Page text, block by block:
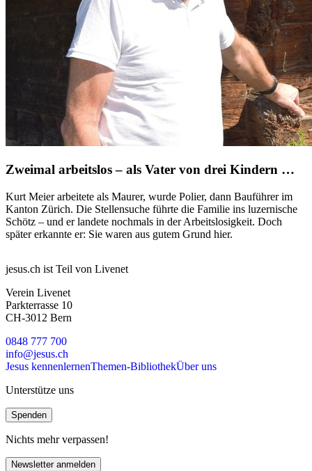
Zweimal arbeitslos – als Vater von drei Kindern …
Kurt Meier arbeitete als Maurer, wurde Polier, dann Bauführer im
Kanton Zürich. Die Stellensuche führte die Familie ins luzernische
Schötz – und er landete nochmals in der Arbeitslosigkeit. Doch
später erkannte er: Sie waren aus gutem Grund hier.
jesus.ch ist Teil von Livenet
Verein Livenet
Parkterrasse 10
CH-3012 Bern
0848 777 700
info@jesus.ch
Jesus kennenlernenThemen-BibliothekÜber uns
Unterstütze uns
Spenden
Nichts mehr verpassen!
Newsletter anmelden